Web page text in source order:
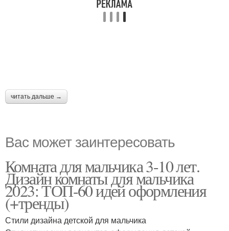
читать дальше →
Вас может заинтересовать
Комната для мальчика 3-10 лет.
Дизайн комнаты для мальчика
2023: ТОП-60 идей оформления
(+тренды)
Стили дизайна детской для мальчика